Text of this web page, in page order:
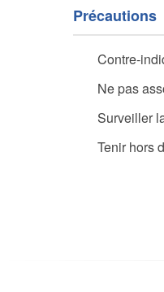
Précautions
Contre-
Ne pas
Surveiller
Tenir hors